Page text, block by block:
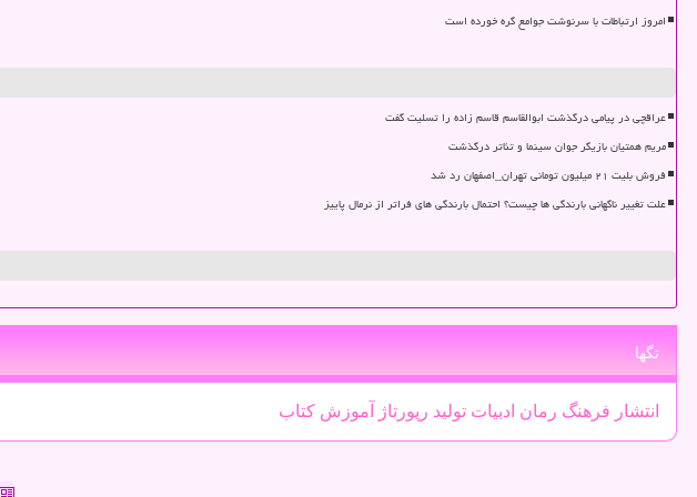
امروز ارتباطات با سرنوشت جوامع گره خورده است
عراقچی در پیامی درگذشت ابوالقاسم قاسم زاده را تسلیت گفت
مریم همتیان بازیگر جوان سینما و تئاتر درگذشت
فروش بلیت ۲۱ میلیون تومانی تهران_اصفهان رد شد
علت تغییر ناگهانی بارندگی ها چیست؟ احتمال بارندگی های فراتر از نرمال پاییز
تگها
انتشار فرهنگ رمان ادبیات تولید رپورتاژ آموزش كتاب